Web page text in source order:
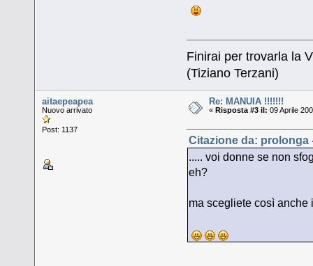
Finirai per trovarla la
(Tiziano Terzani)
aitaepeapea
Nuovo arrivato
Post: 1137
Re: MANUIA !!!!!!!
« Risposta #3 il: 09 Aprile
Citazione da: prolonga
..... voi donne se non
eh?
ma scegliete così anche